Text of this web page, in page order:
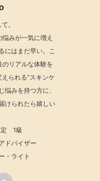
。
みが一気に増え
にはまだ早い。こ
リアルな体験を
られる”スキンケ
悩みを持つ方に、
けられたら嬉しい
定 1級
ドバイザー
・ライト